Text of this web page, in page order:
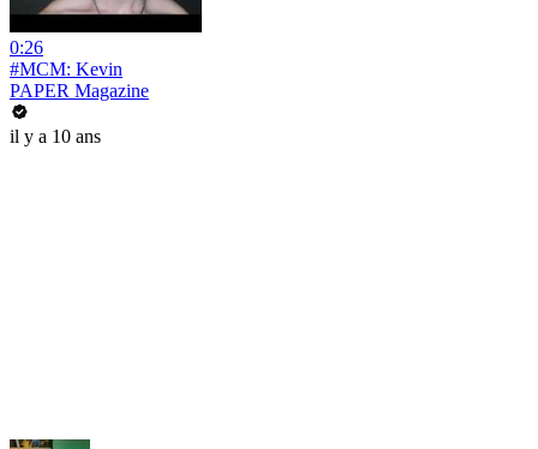
0:26
#MCM: Kevin
PAPER Magazine
il y a 10 ans